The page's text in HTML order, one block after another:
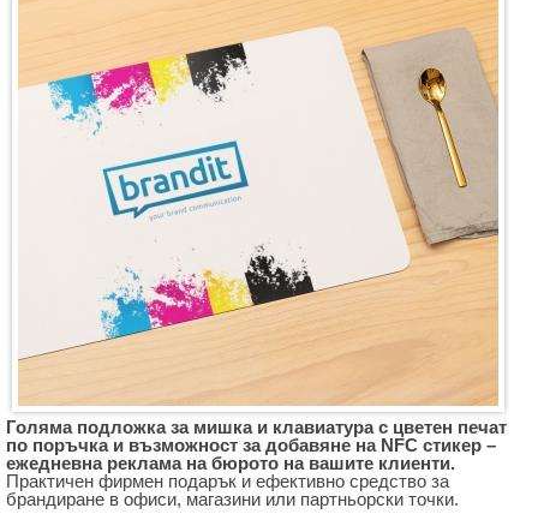
Голяма подложка за мишка и клавиатура с цветен печат
по поръчка и възможност за добавяне на NFC стикер –
ежедневна реклама на бюрото на вашите клиенти.
Практичен фирмен подарък и ефективно средство за
брандиране в офиси, магазини или партньорски точки.